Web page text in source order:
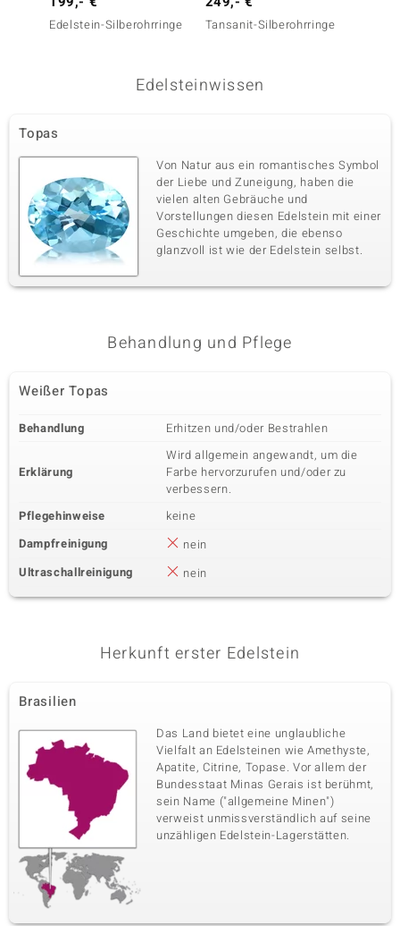
Karatgewicht Summe
0,207 ct
Schliff
Rundschliff
Edelsteinvarietät
Rhodolith 6 à 2 mm
Karatgewicht Summe
0,225 ct
Schliff
Rundschliff
Fassung
Krappenfassung
Herkunft
Indien
Sechster Edelstein
6 à 2 mm
Fassung
Edelstein-Silberohrringe Tansanit-Silberohrringe
Edelsteinwissen
Topas
Von Natur aus ein romantisches Symbol
der Liebe und Zuneigung, haben die
vielen alten Gebräuche und
Vorstellungen diesen Edelstein mit einer
Geschichte umgeben, die ebenso
glanzvoll ist wie der Edelstein selbst.
Behandlung und Pflege
Weißer Topas
Behandlung Erhitzen und/oder Bestrahlen
Erklärung
Wird allgemein angewandt, um die
Farbe hervorzurufen und/oder zu
verbessern.
Pflegehinweise
keine
Dampfreinigung
nein
Ultraschallreinigung
nein
Herkunft erster Edelstein
Brasilien
Das Land bietet eine unglaubliche
Vielfalt an Edelsteinen wie Amethyste,
Apatite, Citrine, Topase. Vor allem der
Bundesstaat Minas Gerais ist berühmt,
sein Name ("allgemeine Minen")
verweist unmissverständlich auf seine
unzähligen Edelstein-Lagerstätten.